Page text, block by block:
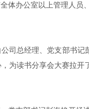
办公室以上管理人员、
总经理、党支部书记彭
为读书分享会大赛拉开